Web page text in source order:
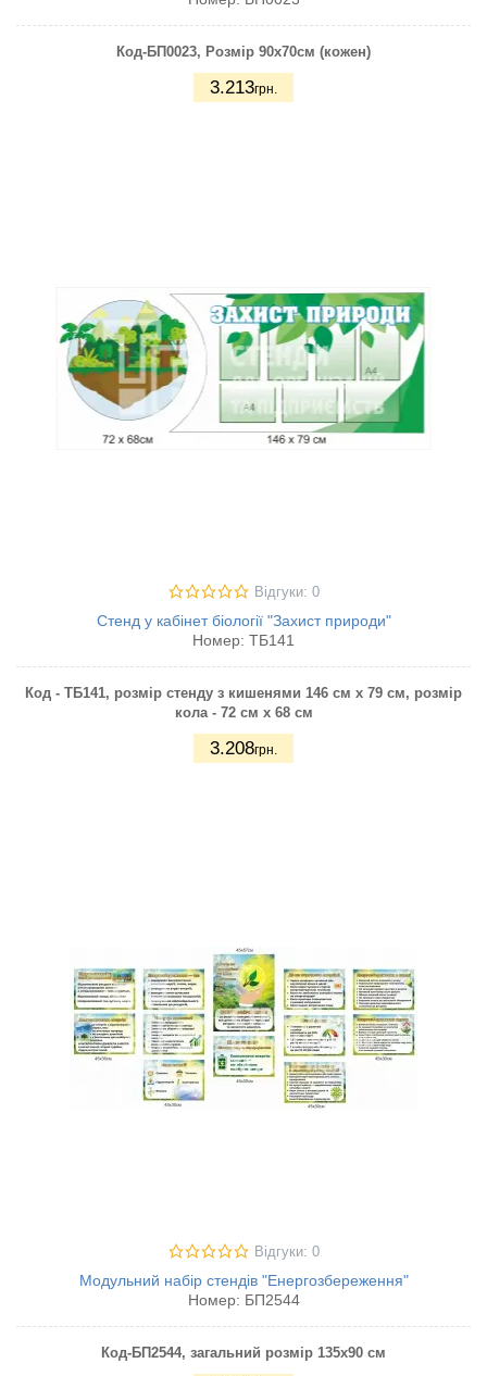
Код-БП0023, Розмір 90х70см (кожен)
3.213грн.
Відгуки: 0
Стенд у кабінет біології "Захист природи"
Номер: ТБ141
Код - ТБ141, розмір стенду з кишенями 146 см х 79 см, розмір
кола - 72 см х 68 см
3.208грн.
Відгуки: 0
Модульний набір стендів "Енергозбереження"
Номер: БП2544
Код-БП2544, загальний розмір 135х90 см